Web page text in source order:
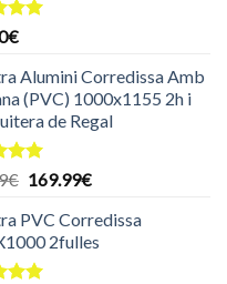
€
Alumini Corredissa Amb
(PVC) 1000x1155 2h i
de Regal
€ El
original
era:
199.99€.
169.99€El
actual
és:
PVC Corredissa
2fulles